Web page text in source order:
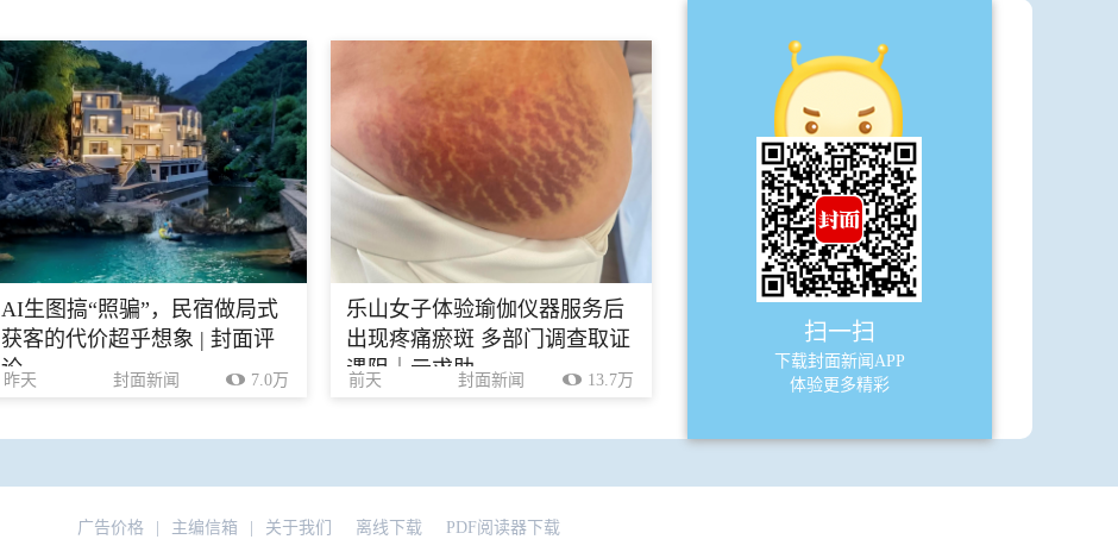
AI生图搞“照骗”，民宿做局式
获客的代价超乎想象 | 封面评
论
昨天 封面新闻 7.0万
乐山女子体验瑜伽仪器服务后
出现疼痛瘀斑 多部门调查取证
遇阻｜云求助
前天 封面新闻 13.7万
扫一扫
下载封面新闻APP
体验更多精彩
广告价格 主编信箱 关于我们 离线下载 PDF阅读器下载